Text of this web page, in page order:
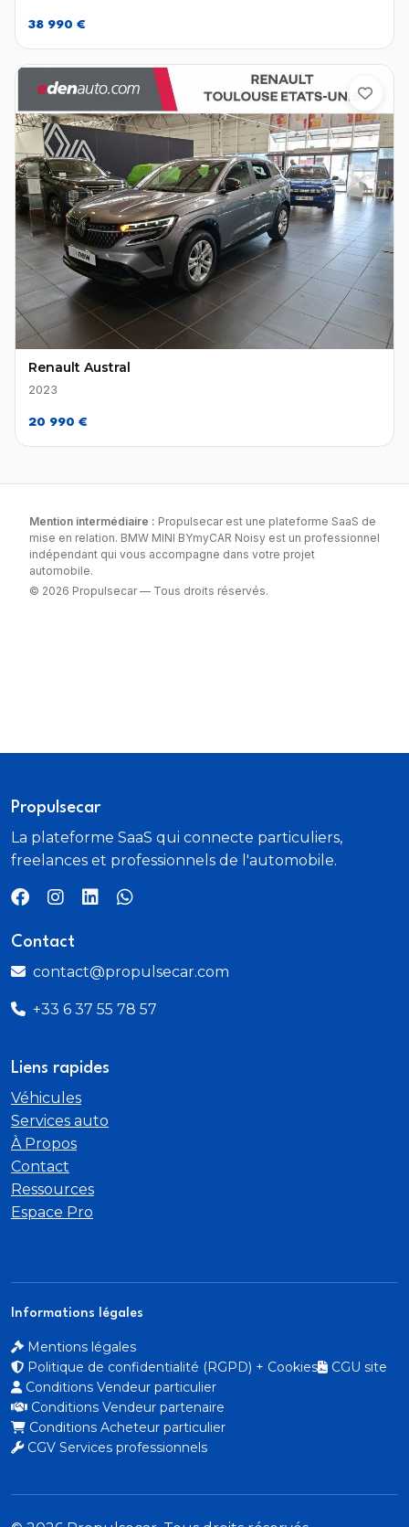
38 990 €
Renault Austral
2023
20 990 €
Mention intermédiaire : Propulsecar est une plateforme SaaS de
mise en relation. BMW MINI BYmyCAR Noisy est un professionnel
indépendant qui vous accompagne dans votre projet
automobile.
© 2026 Propulsecar — Tous droits réservés.
Propulsecar
La plateforme SaaS qui connecte particuliers,
freelances et professionnels de l'automobile.
Contact
contact@propulsecar.com
+33 6 37 55 78 57
Liens rapides
Véhicules
Services auto
À Propos
Contact
Ressources
Espace Pro
Informations légales
Mentions légales
Politique de confidentialité (RGPD) + Cookies
CGU site
Conditions Vendeur particulier
Conditions Vendeur partenaire
Conditions Acheteur particulier
CGV Services professionnels